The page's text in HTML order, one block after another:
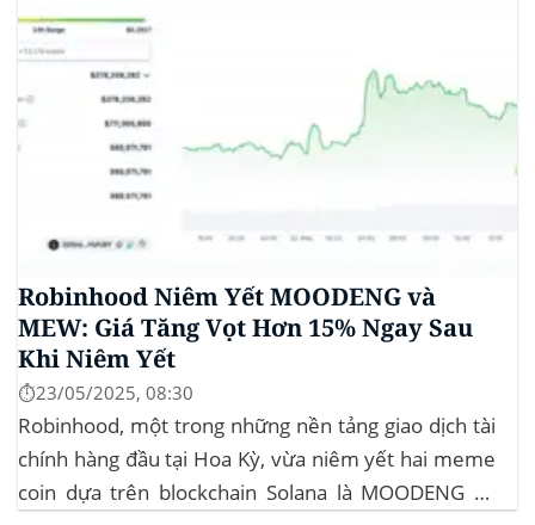
Robinhood Niêm Yết MOODENG và
MEW: Giá Tăng Vọt Hơn 15% Ngay Sau
Khi Niêm Yết
⏱️23/05/2025, 08:30
Robinhood, một trong những nền tảng giao dịch tài
chính hàng đầu tại Hoa Kỳ, vừa niêm yết hai meme
coin dựa trên blockchain Solana là MOODENG và